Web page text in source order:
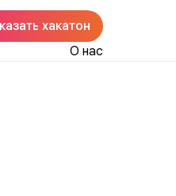
хакатон
О нас